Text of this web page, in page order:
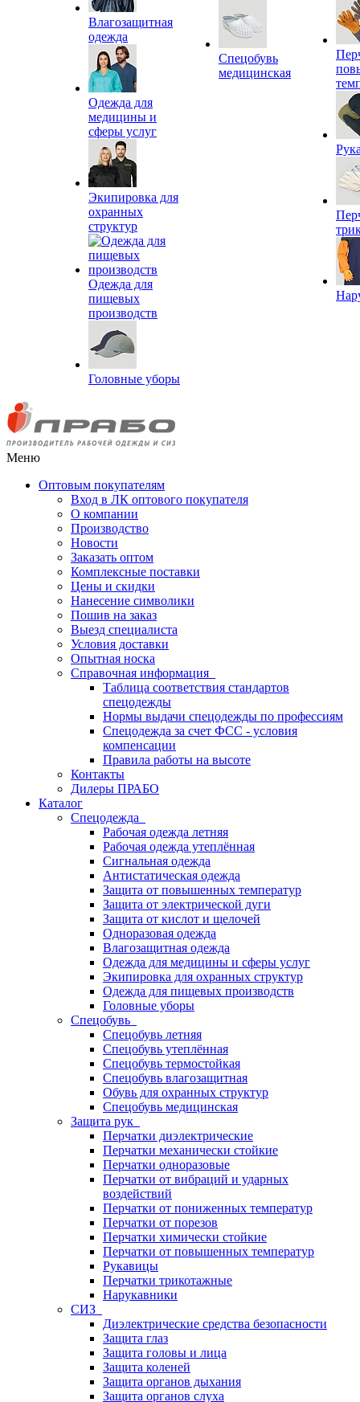
Влагозащитная
одежда
Одежда для
медицины и
сферы услуг
Экипировка для
охранных
структур
Одежда для
пищевых
производств
Головные уборы
Спецобувь
медицинская
Меню
Оптовым покупателям
Вход в ЛК оптового покупателя
О компании
Производство
Новости
Заказать оптом
Комплексные поставки
Цены и скидки
Нанесение символики
Пошив на заказ
Выезд специалиста
Условия доставки
Опытная носка
Справочная информация
Таблица соответствия стандартов
спецодежды
Нормы выдачи спецодежды по профессиям
Спецодежда за счет ФСС - условия
компенсации
Правила работы на высоте
Контакты
Дилеры ПРАБО
Каталог
Спецодежда
Рабочая одежда летняя
Рабочая одежда утеплённая
Сигнальная одежда
Антистатическая одежда
Защита от повышенных температур
Защита от электрической дуги
Защита от кислот и щелочей
Одноразовая одежда
Влагозащитная одежда
Одежда для медицины и сферы услуг
Экипировка для охранных структур
Одежда для пищевых производств
Головные уборы
Спецобувь
Спецобувь летняя
Спецобувь утеплённая
Спецобувь термостойкая
Спецобувь влагозащитная
Обувь для охранных структур
Спецобувь медицинская
Защита рук
Перчатки диэлектрические
Перчатки механически стойкие
Перчатки одноразовые
Перчатки от вибраций и ударных
воздействий
Перчатки от пониженных температур
Перчатки от порезов
Перчатки химически стойкие
Перчатки от повышенных температур
Рукавицы
Перчатки трикотажные
Нарукавники
СИЗ
Диэлектрические средства безопасности
Защита глаз
Защита головы и лица
Защита коленей
Защита органов дыхания
Защита органов слуха